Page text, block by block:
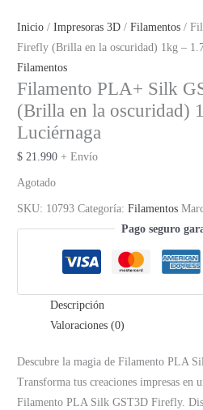
Inicio /Impresoras 3D /Filamentos /
Firefly (Brilla en la oscuridad) 1kg –
Filamentos
Filamento PLA+ Silk
(Brilla en la oscuridad)
Luciérnaga
$ 21.990 + Envío
Agotado
SKU: 10793 Categoría:Filamentos
Pago seguro
Descripción
Valoraciones (0)
Descubre la magia de Filamento PLA
Transforma tus creaciones impresas en
Filamento PLA Silk GST3D Firefly.